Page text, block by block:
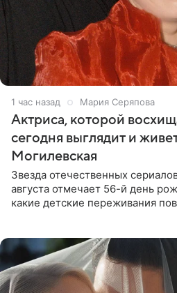
1 час назад Мария Серяпова
Актриса, которой
сегодня выглядит и
Могилевская
Звезда отечественных
августа отмечает 56-й день
какие детские переживания